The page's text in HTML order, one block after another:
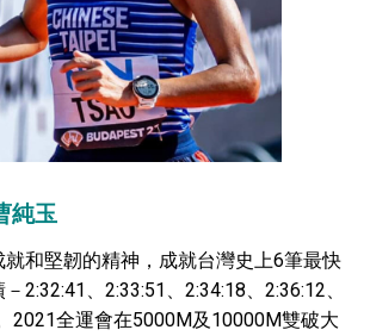
純玉
和堅韌的精神，成就台灣史上6筆最快
2:32:41、2:33:51、2:34:18、2:36:12、
2021全運會在5000M及10000M雙破大